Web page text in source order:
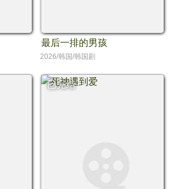
最后一排的男孩
2026/韩国/韩国剧
已完结